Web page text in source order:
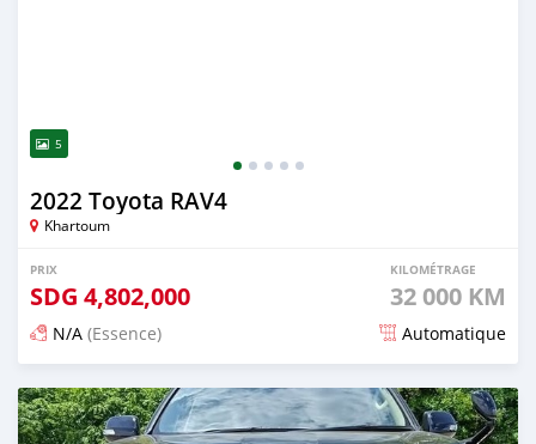
5
2022 Toyota RAV4
Khartoum
PRIX
SDG 4,802,000
KILOMÉTRAGE
32 000 KM
N/A (Essence) Automatique
Publié il y a 12 jours